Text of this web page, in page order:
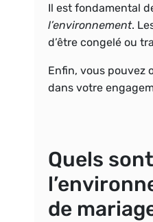
Il est fondamental
l’environnement.
d’être congelé ou
Enfin, vous pouvez
dans votre
Quels
de